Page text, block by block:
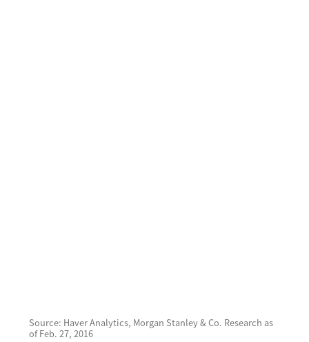
Source: Haver Analytics, Morgan Stanley & Co. Research as
of Feb. 27, 2016